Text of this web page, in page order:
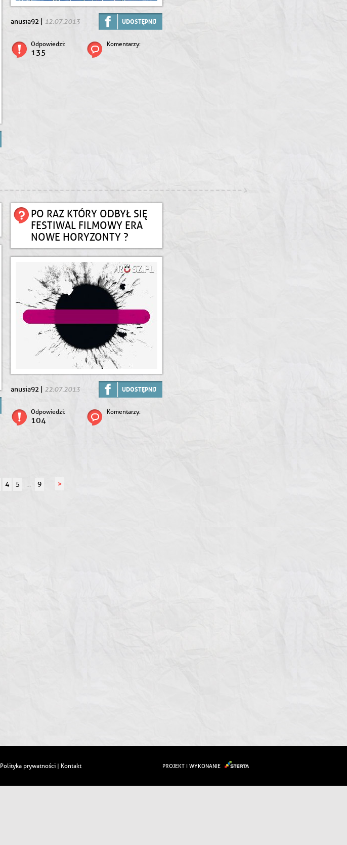
anusia92 | 12.07.2013 UDOSTĘPNIJ
Odpowiedzi:
135
Komentarzy:
PO RAZ KTÓRY ODBYŁ SIĘ
FESTIWAL FILMOWY ERA
NOWE HORYZONTY ?
anusia92 | 22.07.2013 UDOSTĘPNIJ
Odpowiedzi:
104
Komentarzy:
4 5 ... 9 >
PROJEKT I WYKONANIE
Polityka prywatności | Kontakt